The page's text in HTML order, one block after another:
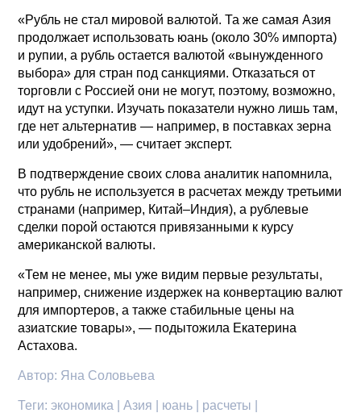
«Рубль не стал мировой валютой. Та же самая Азия
продолжает использовать юань (около 30% импорта)
и рупии, а рубль остается валютой «вынужденного
выбора» для стран под санкциями. Отказаться от
торговли с Россией они не могут, поэтому, возможно,
идут на уступки. Изучать показатели нужно лишь там,
где нет альтернатив — например, в поставках зерна
или удобрений», — считает эксперт.
В подтверждение своих слова аналитик напомнила,
что рубль не используется в расчетах между третьими
странами (например, Китай–Индия), а рублевые
сделки порой остаются привязанными к курсу
американской валюты.
«Тем не менее, мы уже видим первые результаты,
например, снижение издержек на конвертацию валют
для импортеров, а также стабильные цены на
азиатские товары», — подытожила Екатерина
Астахова.
Автор: Яна Соловьева
Теги:экономика | Азия | юань | расчеты |